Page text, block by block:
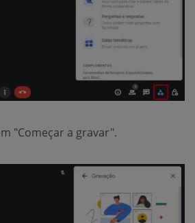
"Começar a gravar".